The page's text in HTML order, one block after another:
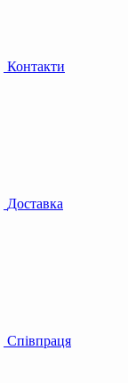
Контакти
Доставка
Співпраця